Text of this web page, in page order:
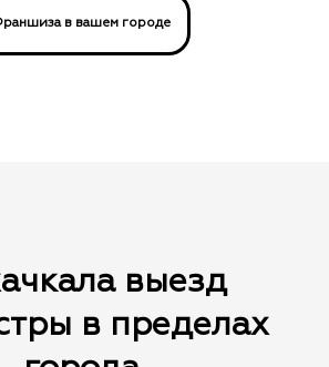
врача вам необходимо
за лекарства возможна
ближайшее свободное
медсестры для
в вашем городе
выезд
в пределах